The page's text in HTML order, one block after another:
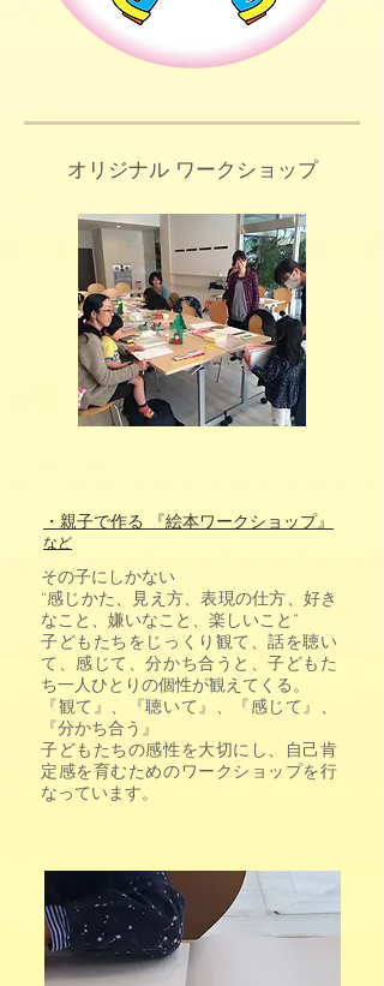
オリジナル ワークショップ
・親子で作る 『絵本ワークショップ』
など
その子にしかない
“感じかた、見え方、表現の仕方、好き
なこと、嫌いなこと、楽しいこと”
子どもたちをじっくり観て、話を聴い
て、感じて、分かち合うと、子どもた
ち一人ひとりの個性が観えてくる。
『観て』、『聴いて』、『感じて』、
『分かち合う』
子どもたちの感性を大切にし、自己肯
定感を育むためのワークショップを行
なっています。